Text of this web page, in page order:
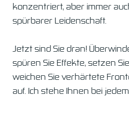
konzentriert, aber immer
spürbarer Leidenschaft.
Jetzt sind Sie dran!
spüren Sie Effekte, setzen
weichen Sie verhärtete
auf. Ich stehe Ihnen bei